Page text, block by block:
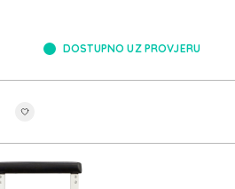
DOSTUPNO UZ PROVJERU